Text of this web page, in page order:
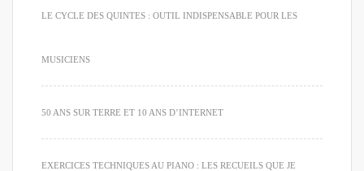
LE CYCLE DES QUINTES : OUTIL INDISPENSABLE POUR LES
MUSICIENS
50 ANS SUR TERRE ET 10 ANS D’INTERNET
EXERCICES TECHNIQUES AU PIANO : LES RECUEILS QUE JE